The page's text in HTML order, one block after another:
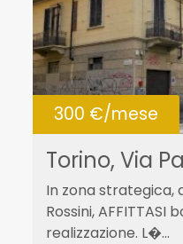
300 €/mese
Torino, Via
In zona strategica,
Rossini, AFFITTASI
realizzazione. L�...